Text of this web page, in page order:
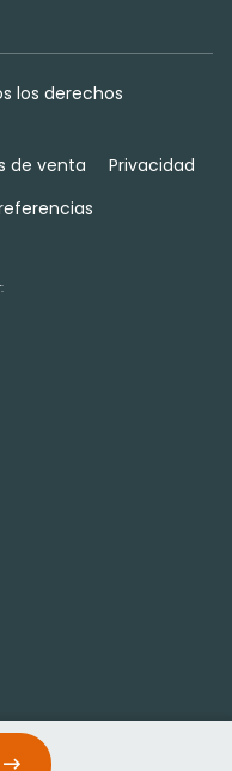
los derechos
de venta
Privacidad